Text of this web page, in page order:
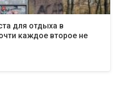
для отдыха в
каждое второе не